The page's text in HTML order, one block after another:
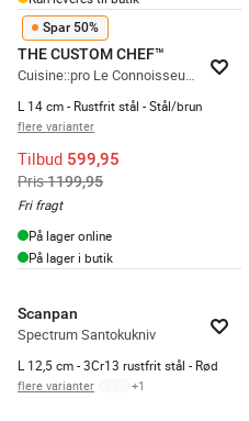
Spar 50%
THE CUSTOM CHEF™
Cuisine::pro Le Connoisseur Santokukniv
L 14 cm - Rustfrit stål - Stål/brun
flere varianter
Tilbud 599,95
Pris1199,95
Fri fragt
På lager online
På lager i butik
Scanpan
Spectrum Santokukniv
L 12,5 cm - 3Cr13 rustfrit stål - Rød
flere varianter +1